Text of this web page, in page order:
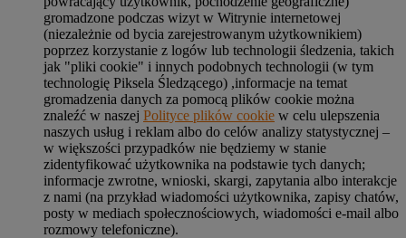
gromadzone podczas wizyt w Witrynie internetowej
(niezależnie od bycia zarejestrowanym użytkownikiem)
poprzez korzystanie z logów lub technologii śledzenia, takich
jak "pliki cookie" i innych podobnych technologii (w tym
technologię Piksela Śledzącego) ,informacje na temat
gromadzenia danych za pomocą plików cookie można
znaleźć w naszej Polityce plików cookie w celu ulepszenia
naszych usług i reklam albo do celów analizy statystycznej –
w większości przypadków nie będziemy w stanie
zidentyfikować użytkownika na podstawie tych danych;
informacje zwrotne, wnioski, skargi, zapytania albo interakcje
z nami (na przykład wiadomości użytkownika, zapisy chatów,
posty w mediach społecznościowych, wiadomości e-mail albo
rozmowy telefoniczne).